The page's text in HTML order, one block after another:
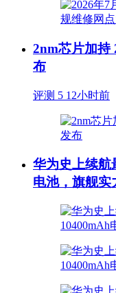
2nm芯片加持
布
评测 5 12小时前
华为史上续航
电池，旗舰实